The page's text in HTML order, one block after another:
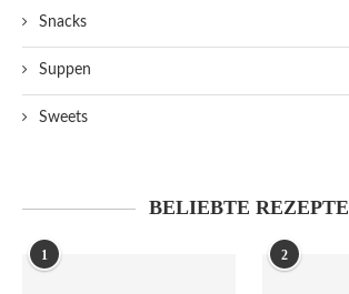
Snacks
Suppen
Sweets
BELIEBTE REZEPTE
1 2